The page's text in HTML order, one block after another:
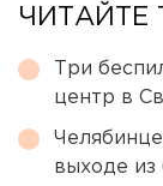
ЧИТАЙТЕ
Три
центр в
выходе из